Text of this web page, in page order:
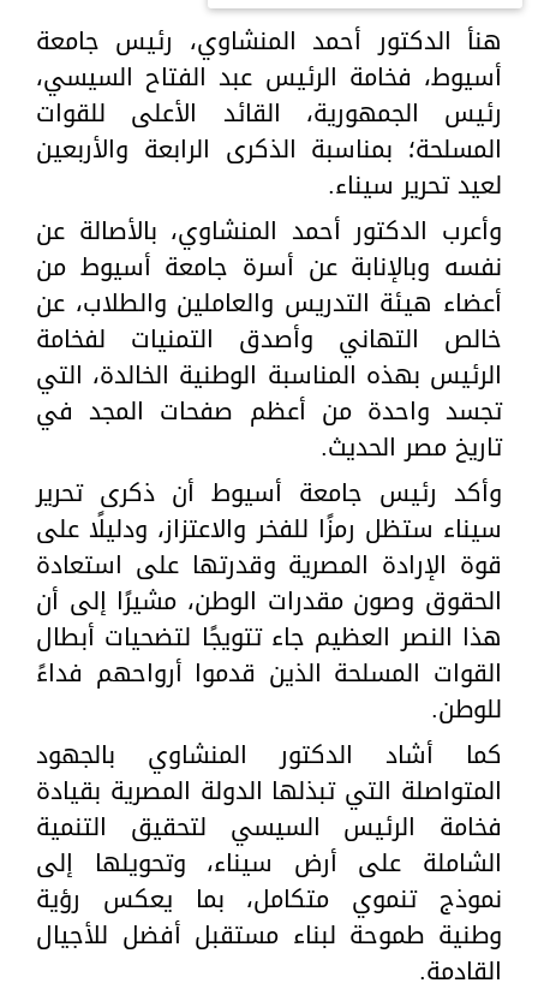
هنأ الدكتور أحمد المنشاوي، رئيس جامعة
أسيوط، فخامة الرئيس عبد الفتاح السيسي،
رئيس الجمهورية، القائد الأعلى للقوات
المسلحة؛ بمناسبة الذكرى الرابعة والأربعين
لعيد تحرير سيناء.
وأعرب الدكتور أحمد المنشاوي، بالأصالة عن
نفسه وبالإنابة عن أسرة جامعة أسيوط من
أعضاء هيئة التدريس والعاملين والطلاب، عن
خالص التهاني وأصدق التمنيات لفخامة
الرئيس بهذه المناسبة الوطنية الخالدة، التي
تجسد واحدة من أعظم صفحات المجد في
تاريخ مصر الحديث.
وأكد رئيس جامعة أسيوط أن ذكرى تحرير
سيناء ستظل رمزًا للفخر والاعتزاز، ودليلًا على
قوة الإرادة المصرية وقدرتها على استعادة
الحقوق وصون مقدرات الوطن، مشيرًا إلى أن
هذا النصر العظيم جاء تتويجًا لتضحيات أبطال
القوات المسلحة الذين قدموا أرواحهم فداءً
للوطن.
كما أشاد الدكتور المنشاوي بالجهود
المتواصلة التي تبذلها الدولة المصرية بقيادة
فخامة الرئيس السيسي لتحقيق التنمية
الشاملة على أرض سيناء، وتحويلها إلى
نموذج تنموي متكامل، بما يعكس رؤية
وطنية طموحة لبناء مستقبل أفضل للأجيال
القادمة.